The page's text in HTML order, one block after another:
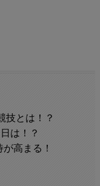
技とは！？
は！？
高まる！